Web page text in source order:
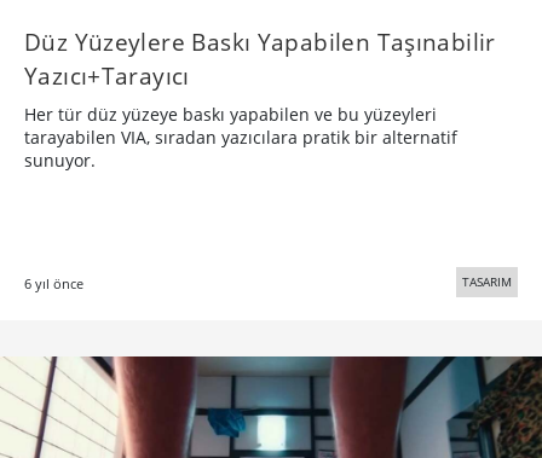
Düz Yüzeylere Baskı Yapabilen Taşınabilir
Yazıcı+Tarayıcı
Her tür düz yüzeye baskı yapabilen ve bu yüzeyleri
tarayabilen VIA, sıradan yazıcılara pratik bir alternatif
sunuyor.
6 yıl önce TASARIM